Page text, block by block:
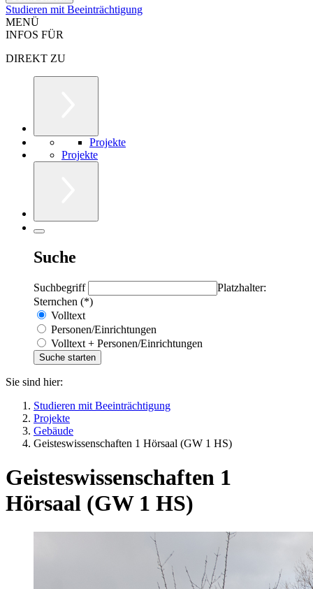
Studieren mit Beeinträchtigung
MENÜ
INFOS FÜR
DIREKT ZU
Projekte
Projekte
Suche
Suchbegriff
Platzhalter:
Sternchen (*)
Volltext
Personen/Einrichtungen
Volltext + Personen/Einrichtungen
Sie sind hier:
Studieren mit Beeinträchtigung
Projekte
Gebäude
Geisteswissenschaften 1 Hörsaal (GW 1 HS)
Geisteswissenschaften 1
Hörsaal (GW 1 HS)